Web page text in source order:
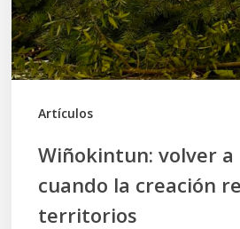
Artículos
creación
recupera
los
territorios
Wiñokintun: volver
cuando la creación
territorios